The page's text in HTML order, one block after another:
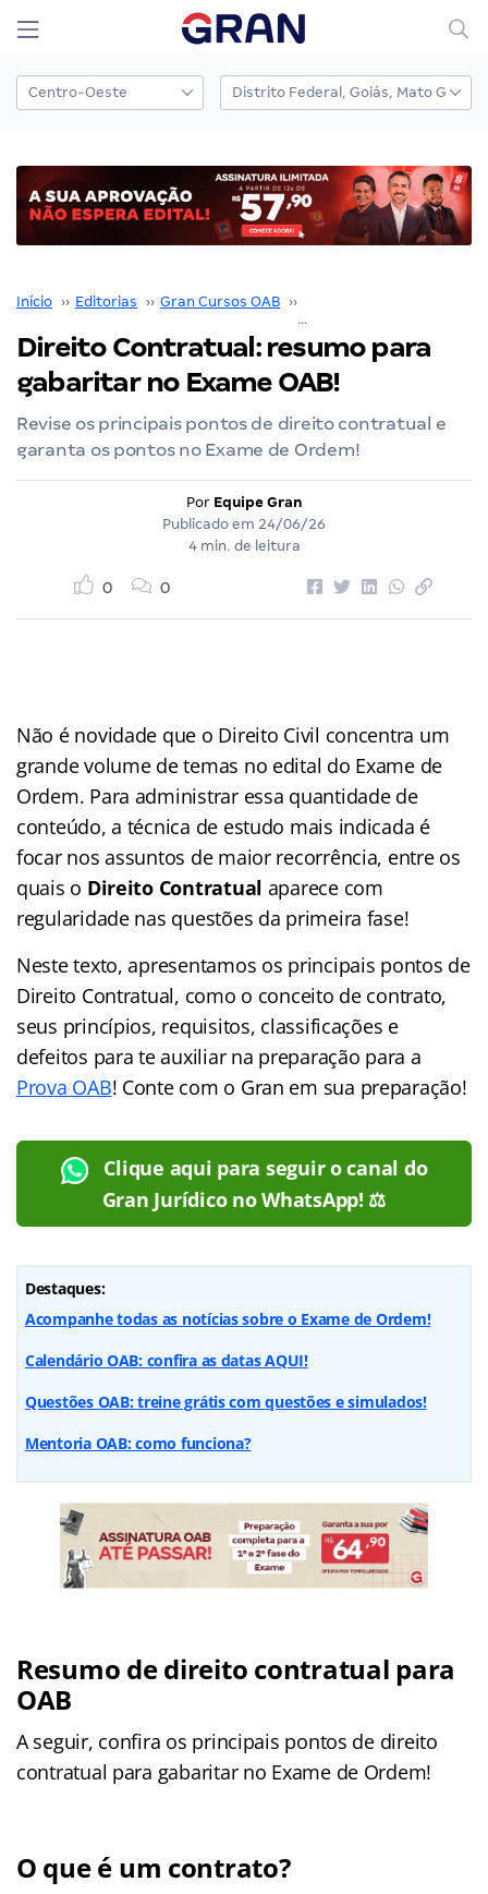
Início ›› Editorias ›› Gran Cursos OAB ››
Direito Contratual: resumo para
gabaritar no Exame OAB!
Revise os principais pontos de direito contratual e
garanta os pontos no Exame de Ordem!
Por Equipe Gran
Publicado em 24/06/26
4 min. de leitura
0 0
Não é novidade que o Direito Civil concentra um
grande volume de temas no edital do Exame de
Ordem. Para administrar essa quantidade de
conteúdo, a técnica de estudo mais indicada é
focar nos assuntos de maior recorrência, entre os
quais o Direito Contratual aparece com
regularidade nas questões da primeira fase!
Neste texto, apresentamos os principais pontos de
Direito Contratual, como o conceito de contrato,
seus princípios, requisitos, classificações e
defeitos para te auxiliar na preparação para a
Prova OAB! Conte com o Gran em sua preparação!
Clique aqui para seguir o canal do
Gran Jurídico no WhatsApp! ⚖️
Destaques:
Acompanhe todas as notícias sobre o Exame de Ordem!
Calendário OAB: confira as datas AQUI!
Questões OAB: treine grátis com questões e simulados!
Mentoria OAB: como funciona?
Resumo de direito contratual para
OAB
A seguir, confira os principais pontos de direito
contratual para gabaritar no Exame de Ordem!
O que é um contrato?